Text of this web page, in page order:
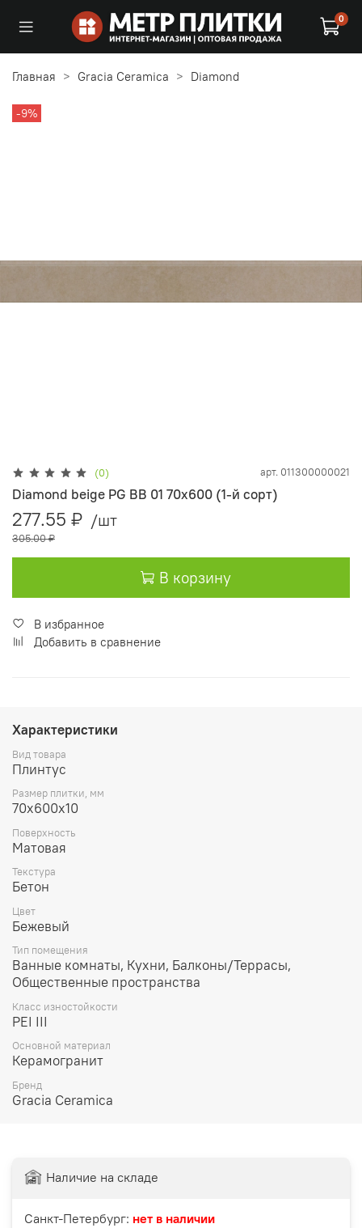
0
Главная Gracia Ceramica Diamond
-9%
(0) арт. 011300000021
Diamond beige PG BB 01 70х600 (1-й сорт)
277.55 ₽ /шт
305.00 ₽
В корзину
В избранное
Добавить в сравнение
Характеристики
Вид товара
Плинтус
Размер плитки, мм
70х600х10
Поверхность
Матовая
Текстура
Бетон
Цвет
Бежевый
Тип помещения
Ванные комнаты, Кухни, Балконы/Террасы,
Общественные пространства
Класс изностойкости
PEI III
Основной материал
Керамогранит
Бренд
Gracia Ceramica
Наличие на складе
Санкт-Петербург: нет в наличии